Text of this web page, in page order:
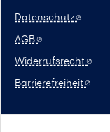
Datenschutz
AGB
Widerrufsrecht
Barrierefreiheit